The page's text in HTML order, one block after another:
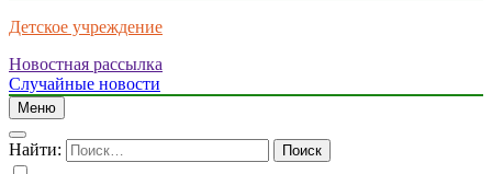
Детское учреждение
Новостная рассылка
Случайные новости
Меню
Найти: